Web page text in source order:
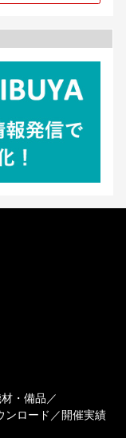
・備品
ンロード 開催実績